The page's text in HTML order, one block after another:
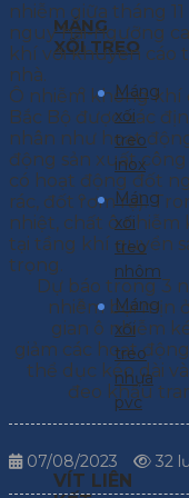
MÁNG
XỐI TREO
Máng
xối
treo
inox
Máng
xối
treo
nhôm
Máng
xối
treo
nhựa
pvc
VÍT LIÊN
nhiễm giữa tháng
nguy hại-ngưỡng
khí với khuyến cáo
nhà.
Ô nhiễm không khí
Bắc Bộ được xác
nhân như hoạt
động sản xuất
có hoạt động đốt
rác, đốt rơm rạ).
nhiệt, chất ô
tại tầng khí quyển
trọng.
Dự báo trong 3
nhiễm bụi mịn
gian ô nhiễm
giảm các hoạt
thể dục kéo dài
đeo khẩu
07/08/2023 32